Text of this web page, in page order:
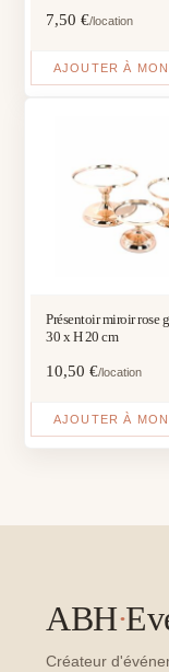
7,50€/location
AJOUTER À
Présentoir miroir rose
30 x H 20 cm
10,50€/location
AJOUTER À
ABH·
Créateur